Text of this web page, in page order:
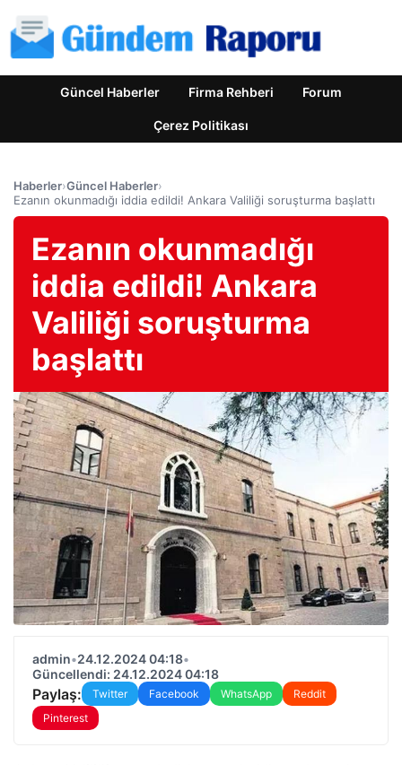
Güncel Haberler Firma Rehberi Forum
Çerez Politikası
Haberler›Güncel Haberler›
Ezanın okunmadığı iddia edildi! Ankara Valiliği soruşturma başlattı
Ezanın okunmadığı
iddia edildi! Ankara
Valiliği soruşturma
başlattı
admin•24.12.2024 04:18•
Güncellendi: 24.12.2024 04:18
Paylaş: Twitter Facebook WhatsApp
Reddit
Pinterest